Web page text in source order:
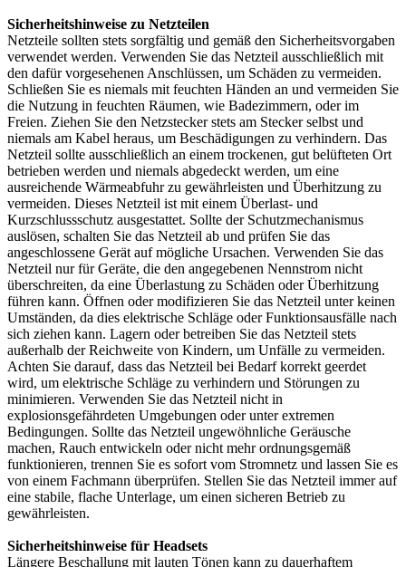
Sicherheitshinweise zu Netzteilen
Netzteile sollten stets sorgfältig und gemäß den Sicherheitsvorgaben
verwendet werden. Verwenden Sie das Netzteil ausschließlich mit
den dafür vorgesehenen Anschlüssen, um Schäden zu vermeiden.
Schließen Sie es niemals mit feuchten Händen an und vermeiden Sie
die Nutzung in feuchten Räumen, wie Badezimmern, oder im
Freien. Ziehen Sie den Netzstecker stets am Stecker selbst und
niemals am Kabel heraus, um Beschädigungen zu verhindern. Das
Netzteil sollte ausschließlich an einem trockenen, gut belüfteten Ort
betrieben werden und niemals abgedeckt werden, um eine
ausreichende Wärmeabfuhr zu gewährleisten und Überhitzung zu
vermeiden. Dieses Netzteil ist mit einem Überlast- und
Kurzschlussschutz ausgestattet. Sollte der Schutzmechanismus
auslösen, schalten Sie das Netzteil ab und prüfen Sie das
angeschlossene Gerät auf mögliche Ursachen. Verwenden Sie das
Netzteil nur für Geräte, die den angegebenen Nennstrom nicht
überschreiten, da eine Überlastung zu Schäden oder Überhitzung
führen kann. Öffnen oder modifizieren Sie das Netzteil unter keinen
Umständen, da dies elektrische Schläge oder Funktionsausfälle nach
sich ziehen kann. Lagern oder betreiben Sie das Netzteil stets
außerhalb der Reichweite von Kindern, um Unfälle zu vermeiden.
Achten Sie darauf, dass das Netzteil bei Bedarf korrekt geerdet
wird, um elektrische Schläge zu verhindern und Störungen zu
minimieren. Verwenden Sie das Netzteil nicht in
explosionsgefährdeten Umgebungen oder unter extremen
Bedingungen. Sollte das Netzteil ungewöhnliche Geräusche
machen, Rauch entwickeln oder nicht mehr ordnungsgemäß
funktionieren, trennen Sie es sofort vom Stromnetz und lassen Sie es
von einem Fachmann überprüfen. Stellen Sie das Netzteil immer auf
eine stabile, flache Unterlage, um einen sicheren Betrieb zu
gewährleisten.
Sicherheitshinweise für Headsets
Längere Beschallung mit lauten Tönen kann zu dauerhaftem